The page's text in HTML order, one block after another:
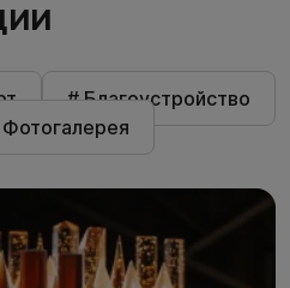
# Благоустройство